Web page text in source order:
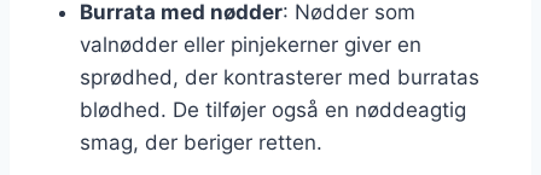
Burrata med nødder: Nødder som
valnødder eller pinjekerner giver en
sprødhed, der kontrasterer med burratas
blødhed. De tilføjer også en nøddeagtig
smag, der beriger retten.